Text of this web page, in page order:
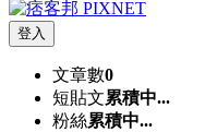
登入
文章數0
短貼文累積中...
粉絲累積中...